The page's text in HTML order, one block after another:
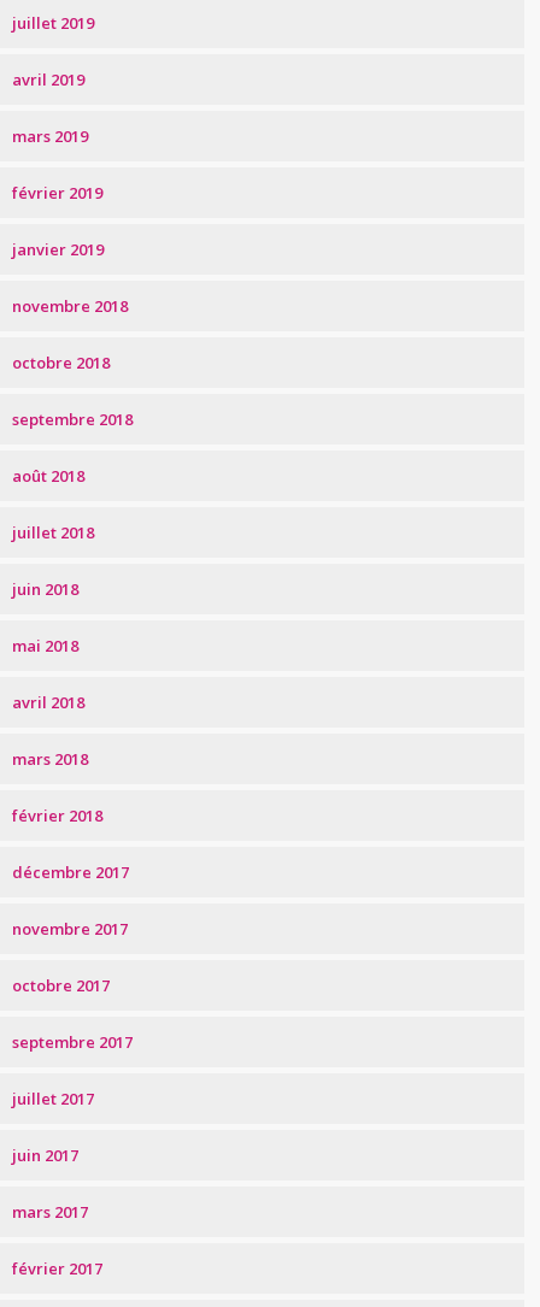
juillet 2019
avril 2019
mars 2019
février 2019
janvier 2019
novembre 2018
octobre 2018
septembre 2018
août 2018
juillet 2018
juin 2018
mai 2018
avril 2018
mars 2018
février 2018
décembre 2017
novembre 2017
octobre 2017
septembre 2017
juillet 2017
juin 2017
mars 2017
février 2017